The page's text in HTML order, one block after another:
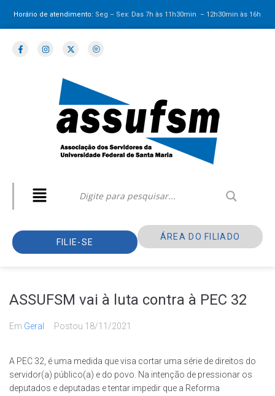
Horário de atendimento: Seg – Sex: Das 7h às 11h30min – 12h30minàs 16h
FILIE-SE
ÁREA DO FILIADO
ASSUFSM vai à luta contra à PEC 32
Em Geral Postou 18/11/2021
A PEC 32, é uma medida que visa cortar uma série de direitos do
servidor(a) público(a) e do povo. Na intenção de pressionar os
deputados e deputadas e tentar impedir que a Reforma